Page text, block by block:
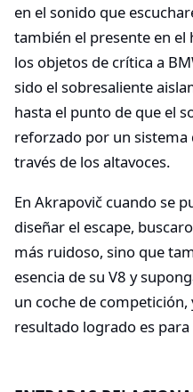
en el sonido que
también el presente en
los objetos de crítica a
sido el sobresaliente
hasta el punto de que el
reforzado por un sistema
través de los altavoces.
En Akrapovič cuando se
diseñar el escape,
más ruidoso, sino que
esencia de su V8 y
un coche de competición,
resultado logrado es